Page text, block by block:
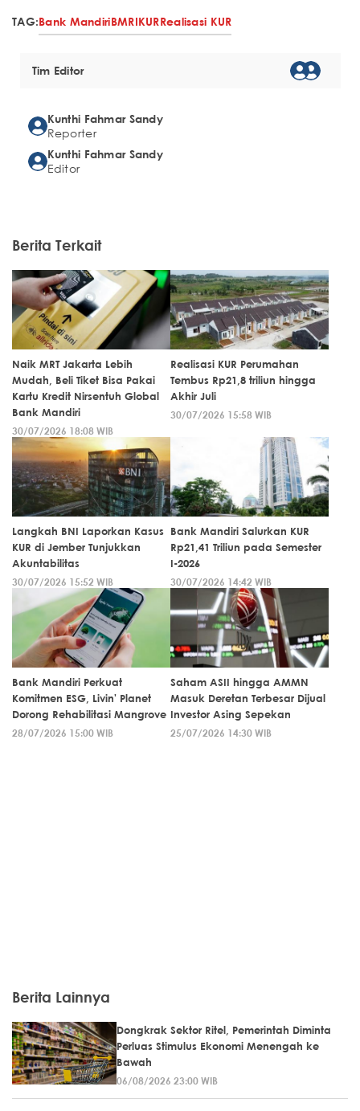
TAG:Bank MandiriBMRIKURRealisasi KUR
Tim Editor
Kunthi Fahmar Sandy
Reporter
Kunthi Fahmar Sandy
Editor
Berita Terkait
Naik MRT Jakarta Lebih
Mudah, Beli Tiket Bisa Pakai
Kartu Kredit Nirsentuh Global
Bank Mandiri
30/07/2026 18:08 WIB
Realisasi KUR Perumahan
Tembus Rp21,8 triliun hingga
Akhir Juli
30/07/2026 15:58 WIB
Langkah BNI Laporkan Kasus
KUR di Jember Tunjukkan
Akuntabilitas
30/07/2026 15:52 WIB
Bank Mandiri Salurkan KUR
Rp21,41 Triliun pada Semester
I-2026
30/07/2026 14:42 WIB
Bank Mandiri Perkuat
Komitmen ESG, Livin' Planet
Dorong Rehabilitasi Mangrove
28/07/2026 15:00 WIB
Saham ASII hingga AMMN
Masuk Deretan Terbesar Dijual
Investor Asing Sepekan
25/07/2026 14:30 WIB
Berita Lainnya
Dongkrak Sektor Ritel, Pemerintah Diminta
Perluas Stimulus Ekonomi Menengah ke
Bawah
06/08/2026 23:00 WIB